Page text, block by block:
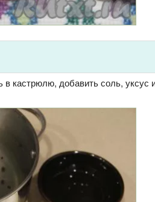
кастрюлю, добавить соль, уксус